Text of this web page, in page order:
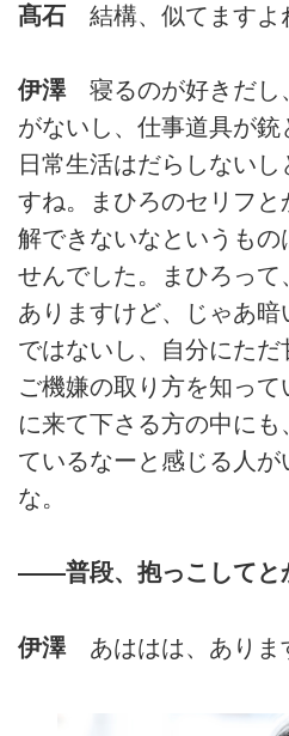
髙石 結構、似てますよ
伊澤寝るのが好きだし
がないし、仕事道具が銃
日常生活はだらしないし
すね。まひろのセリフと
解できないなというもの
せんでした。まひろって
ありますけど、じゃあ暗
ではないし、自分にた
ご機嫌の取り方を知っ
に来て下さる方の中に
ているなーと感じる人
な。
――普段、抱っこしてと
伊澤あははは、ありま